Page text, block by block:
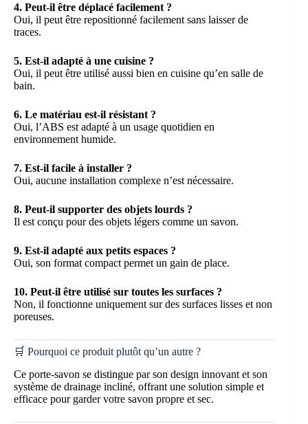
4. Peut-il être déplacé facilement ?
Oui, il peut être repositionné facilement sans laisser de
traces.
5. Est-il adapté à une cuisine ?
Oui, il peut être utilisé aussi bien en cuisine qu’en salle de
bain.
6. Le matériau est-il résistant ?
Oui, l’ABS est adapté à un usage quotidien en
environnement humide.
7. Est-il facile à installer ?
Oui, aucune installation complexe n’est nécessaire.
8. Peut-il supporter des objets lourds ?
Il est conçu pour des objets légers comme un savon.
9. Est-il adapté aux petits espaces ?
Oui, son format compact permet un gain de place.
10. Peut-il être utilisé sur toutes les surfaces ?
Non, il fonctionne uniquement sur des surfaces lisses et non
poreuses.
🛒 Pourquoi ce produit plutôt qu’un autre ?
Ce porte-savon se distingue par son design innovant et son
système de drainage incliné, offrant une solution simple et
efficace pour garder votre savon propre et sec.